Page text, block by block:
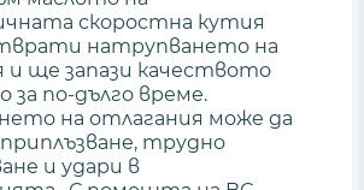
скоростна кутия
натрупването на
и ще запази качеството
за по-дълго време.
на отлагания може да
трудно
и удари в